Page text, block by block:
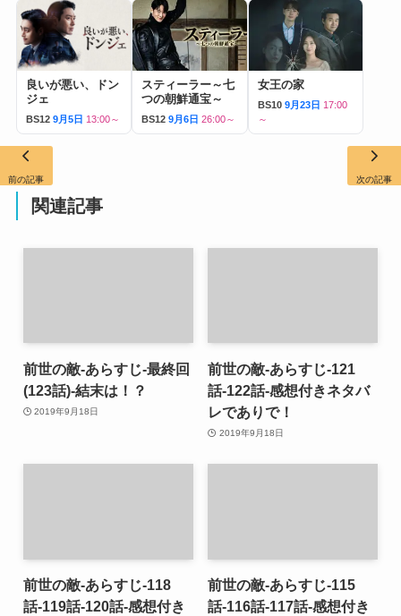
良いが悪い、ドン
ジェ
BS12 9月5日 13:00～
スティーラー～七
つの朝鮮通宝～
BS12 9月6日 26:00～
女王の家
BS10 9月23日 17:00
～
関連記事
前世の敵-あらすじ-最終回
(123話)-結末は！？
2019年9月18日
前世の敵-あらすじ-121
話-122話-感想付きネタバ
レでありで！
2019年9月18日
前世の敵-あらすじ-118
話-119話-120話-感想付き
前世の敵-あらすじ-115
話-116話-117話-感想付き
前の記事 次の記事